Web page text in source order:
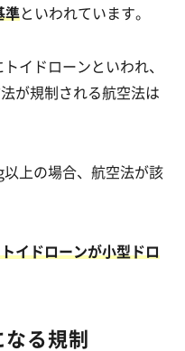
準といわれています。
イドローンといわれ、
が規制される航空法は
上の場合、航空法が該
イドローンが小型ドロ
る規制